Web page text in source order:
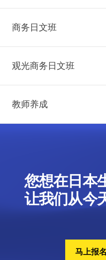
商务日文班
观光商务日文班
教师养成
您想在日本
让我们从今
马上报名